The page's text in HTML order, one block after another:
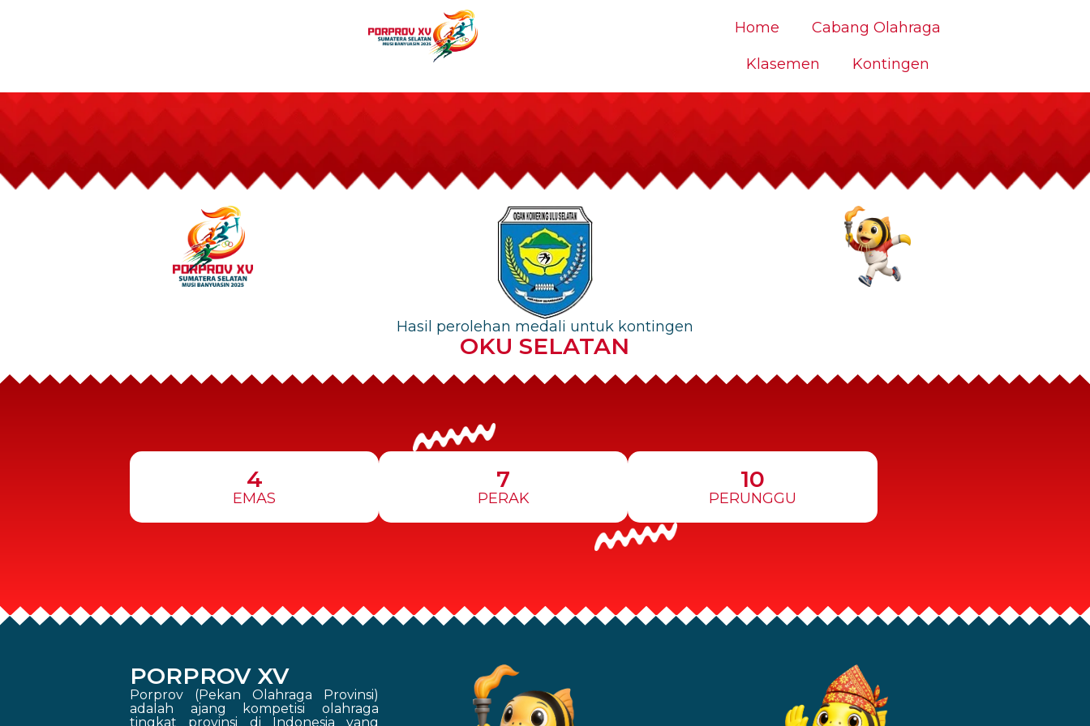
Home Cabang Olahraga
Klasemen Kontingen
Hasil perolehan medali untuk kontingen
OKU SELATAN
EMAS
4
PERAK
7
PERUNGGU
10
PORPROV XV
Porprov (Pekan Olahraga Provinsi)
adalah ajang kompetisi olahraga
tingkat provinsi di Indonesia yang